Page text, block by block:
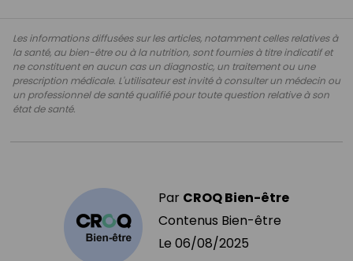
Les informations diffusées sur les articles, notamment celles relatives à
la santé, au bien-être ou à la nutrition, sont fournies à titre indicatif et
ne constituent en aucun cas un diagnostic, un traitement ou une
prescription médicale. L'utilisateur est invité à consulter un médecin ou
un professionnel de santé qualifié pour toute question relative à son
état de santé.
Par CROQ Bien-être
Contenus Bien-être
Le 06/08/2025